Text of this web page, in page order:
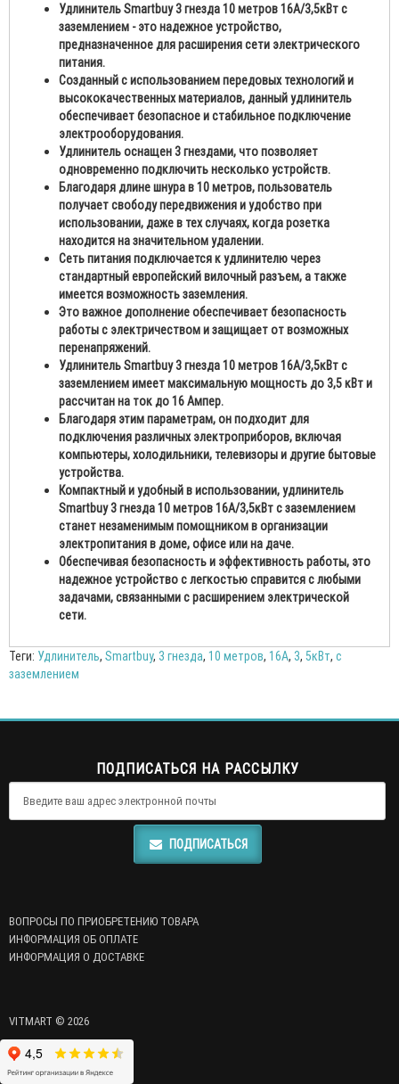
Удлинитель Smartbuy 3 гнезда 10 метров 16А/3,5кВт с
заземлением - это надежное устройство,
предназначенное для расширения сети электрического
питания.
Созданный с использованием передовых технологий и
высококачественных материалов, данный удлинитель
обеспечивает безопасное и стабильное подключение
электрооборудования.
Удлинитель оснащен 3 гнездами, что позволяет
одновременно подключить несколько устройств.
Благодаря длине шнура в 10 метров, пользователь
получает свободу передвижения и удобство при
использовании, даже в тех случаях, когда розетка
находится на значительном удалении.
Сеть питания подключается к удлинителю через
стандартный европейский вилочный разъем, а также
имеется возможность заземления.
Это важное дополнение обеспечивает безопасность
работы с электричеством и защищает от возможных
перенапряжений.
Удлинитель Smartbuy 3 гнезда 10 метров 16А/3,5кВт с
заземлением имеет максимальную мощность до 3,5 кВт и
рассчитан на ток до 16 Ампер.
Благодаря этим параметрам, он подходит для
подключения различных электроприборов, включая
компьютеры, холодильники, телевизоры и другие бытовые
устройства.
Компактный и удобный в использовании, удлинитель
Smartbuy 3 гнезда 10 метров 16А/3,5кВт с заземлением
станет незаменимым помощником в организации
электропитания в доме, офисе или на даче.
Обеспечивая безопасность и эффективность работы, это
надежное устройство с легкостью справится с любыми
задачами, связанными с расширением электрической
сети.
Теги: Удлинитель, Smartbuy, 3 гнезда, 10 метров, 16А, 3, 5кВт, с
заземлением
ПОДПИСАТЬСЯ НА РАССЫЛКУ
ПОДПИСАТЬСЯ
ВОПРОСЫ ПО ПРИОБРЕТЕНИЮ ТОВАРА
ИНФОРМАЦИЯ ОБ ОПЛАТЕ
ИНФОРМАЦИЯ О ДОСТАВКЕ
VITMART © 2026